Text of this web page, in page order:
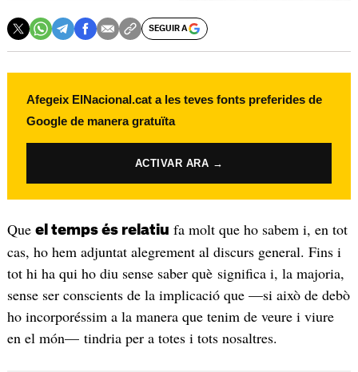
SEGUIR A
Afegeix ElNacional.cat a les teves fonts preferides de
Google de manera gratuïta
ACTIVAR ARA →
Que el temps és relatiu fa molt que ho sabem i, en tot
cas, ho hem adjuntat alegrement al discurs general. Fins i
tot hi ha qui ho diu sense saber què significa i, la majoria,
sense ser conscients de la implicació que —si això de debò
ho incorporéssim a la manera que tenim de veure i viure
en el món— tindria per a totes i tots nosaltres.